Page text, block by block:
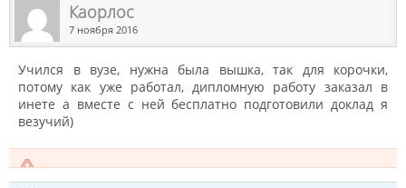
Каорлос
7 ноября 2016
Учился в вузе, нужна была вышка, так для корочки,
потому как уже работал, дипломную работу заказал в
инете а вместе с ней бесплатно подготовили доклад я
везучий)